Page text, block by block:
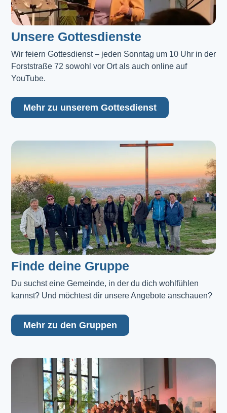
Unsere Gottesdienste
Wir feiern Gottesdienst – jeden Sonntag um 10 Uhr in der
Forststraße 72 sowohl vor Ort als auch online auf
YouTube.
Mehr zu unserem Gottesdienst
Finde deine Gruppe
Du suchst eine Gemeinde, in der du dich wohlfühlen
kannst? Und möchtest dir unsere Angebote anschauen?
Mehr zu den Gruppen